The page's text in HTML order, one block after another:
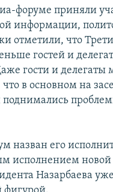
форуме приняли
информации,
отметили, что
гостей и
гости и делегаты
в основном на
назван его
исполнением
Назарбаева